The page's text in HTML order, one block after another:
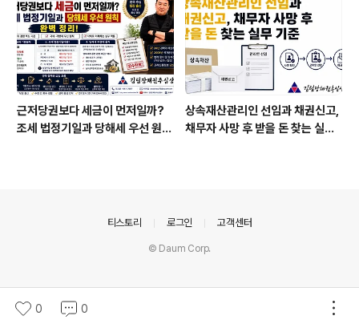
근저당권보다 세금이 먼저일까?
조세 법정기일과 당해세 우선 원칙
상속재산관리인 선임과 채권신고,
채무자 사망 후 받을 돈 찾는 실무
0 0
티스토리 로그인 고객센터
© Daum Corp.